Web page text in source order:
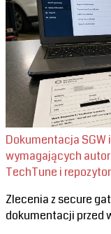
Dokumentacja SGW
wymagających
TechTune i
Zlecenia z secure
dokumentacji przed